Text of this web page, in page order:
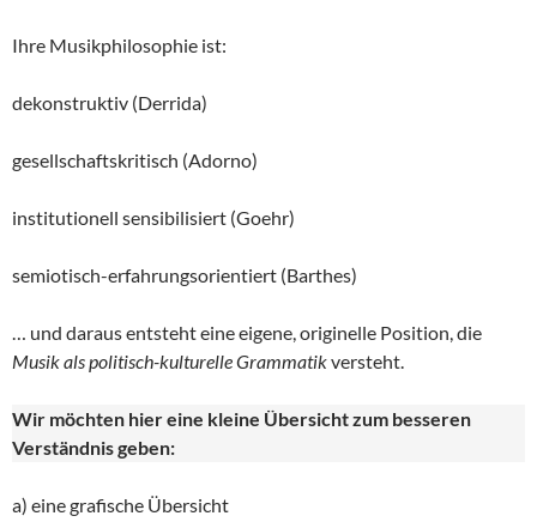
Ihre Musikphilosophie ist:
dekonstruktiv (Derrida)
gesellschaftskritisch (Adorno)
institutionell sensibilisiert (Goehr)
semiotisch-erfahrungsorientiert (Barthes)
… und daraus entsteht eine eigene, originelle Position, die
Musik als politisch-kulturelleGrammatikversteht.
Wir möchten hier eine kleine Übersicht zum besseren
Verständnis geben:
a) eine grafische Übersicht